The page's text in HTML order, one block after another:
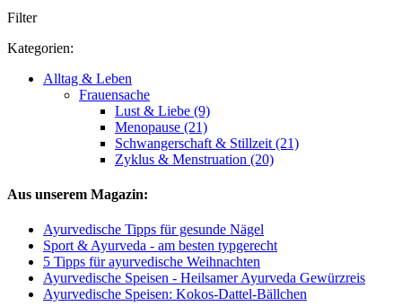
Filter
Kategorien:
Alltag & Leben
Frauensache
Lust & Liebe (9)
Menopause (21)
Schwangerschaft & Stillzeit (21)
Zyklus & Menstruation (20)
Aus unserem Magazin:
Ayurvedische Tipps für gesunde Nägel
Sport & Ayurveda - am besten typgerecht
5 Tipps für ayurvedische Weihnachten
Ayurvedische Speisen - Heilsamer Ayurveda Gewürzreis
Ayurvedische Speisen: Kokos-Dattel-Bällchen